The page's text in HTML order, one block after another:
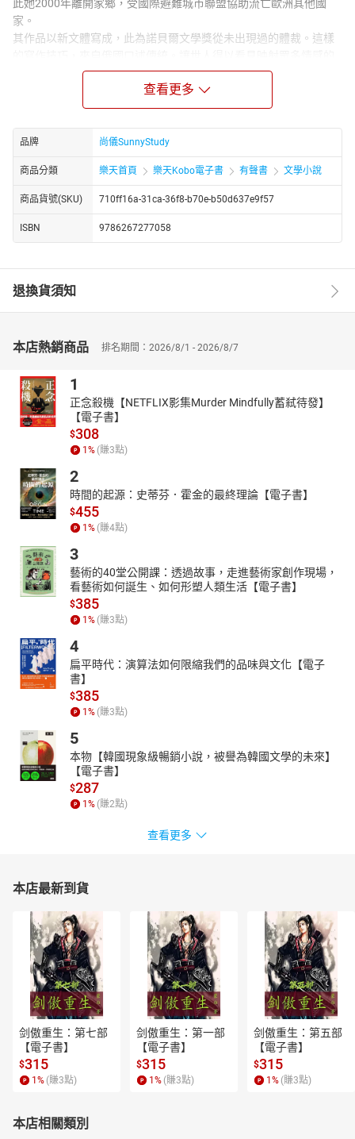
此她2000年離開家鄉，受國際避難城市聯盟協助流亡歐洲其他國
家。
其作品以新文體寫成，此為諾貝爾文學獎從未出現過的體裁。這樣
世界，透過拼貼許多聲音，使作品介於報導文學與散文之間，是一
她每部作品都花費數年書寫，訪問數百人，對象跨越數個世代，從
1917年到今天。可說是關於蘇維埃靈魂的長篇史詩。其描繪的人性
拼圖和提出的問題，使其作品不僅是關乎蘇聯而是甚至於全體人
除了2015年諾貝爾文學獎與1999年赫爾得獎，其作品獲獎無數，
《戰爭沒有女人的臉：169個被掩蓋的女性聲音》獲得2011波蘭安
格魯斯中歐文學獎、2011波蘭理查德‧卡布辛斯基獎報導文學類。
《車諾比的聲音》獲得2005全美書評人協會獎、1996瑞典筆會圖霍
德國書商和平獎。
1926年生，黑龍江人，畢業於美國哈爾濱基督教青年會學校，中國
大陸翻譯家、肖像畫畫家，俄羅斯科學院遠東研究所名譽博士。
2004年，獲得中國翻譯協會「資深翻譯家」榮譽稱號。2013年，以
《安魂曲》一書獲得俄羅斯新世紀最佳中文翻譯獎。
陳翠娥（最新增訂版正文）
國立政治大學俄文系學士、俄羅斯國立莫斯科大學語言系文學碩
士。譯作有：《雪舞者》、《初戀：屠格涅夫戀愛經典新譯》、
魏岑芳（最新增訂版附錄前半）
國立政治大學斯拉夫語文學系畢，曾取得教育部辦理赴俄羅斯交換
獎學金至國立莫斯科大學亞非學院交換一年，返國工作兩年後，秉
六年取得碩士學位，現為兼職譯者，從事俄文筆譯、口譯。
陳志豪（最新增訂版附錄後半）
國立政治大學斯拉夫語文學系及廣告學系雙學士、國立政治大學斯
拉夫語文學系碩士。曾參與合譯中央研究院中國文哲研究所二○○九
年三月份《中國文哲研究通訊》第十九卷第一期《知識和權力的畛
域：俄蘇東方學與捷克漢學研究初介》專輯期刊文章〈俄羅斯科學
院遠東研究所──維護學術名義暨國家利益〉，以及俄羅斯國際工程
院臺灣分會會刊專業文章。
【朗讀者簡介】
座金鐘獎的配音大師袁光麟先生擔任聲音總監。Kat KUO，肢體舞
動、身心靈療癒，與調香師的斜槓工作者，擅長五感詮釋藝術與表
達，喜歡用聲音闡述各種故事，師承廣播金鐘名師袁光麟，現為尚
儀有聲製播中心特約配音員。
那些母親，在墓地裡講述自己孩子的故事，彷彿他們還活著，而不
是被鋅皮棺材送回的屍體.......
「我不知道，我們這一代人從那場沒有人需要的戰爭活下來，將來
會怎樣。請不要提到我的名字。我什麼也不怕，但我不願意被留在
這段歷史裡。」
她的文字為時代的苦難與勇氣發聲
亞歷塞維奇童年生活的村莊中沒有任何成年男性，只有女人和孩
童，因為男人都在戰場上犧牲了。從那時起，她就習慣傾聽，傾聽
那些婦女述說的故事，傾聽關於死亡的聲音，她將這些故事轉化成
文字。因為她相信如果沒有人記錄，很快就會被忘記，而這世界上
需要有人為人類的情感歷史留下紀錄，需要有人為他們發聲。本書
為何人類永遠無法自戰爭脫身？
查看更多
品牌 尚儀SunnyStudy
商品分類 樂天首頁 樂天Kobo電子書 有聲書 文學小說
商品貨號(SKU) 710ff16a-31ca-36f8-b70e-b50d637e9f57
ISBN 9786267277058
退換貨須知
本店熱銷商品 排名期間：2026/8/1 - 2026/8/7
1
正念殺機【NETFLIX影集Murder Mindfully蓄弒待發】
【電子書】
$308
1 % (賺3點)
2
時間的起源：史蒂芬．霍金的最終理論【電子書】
$455
1 % (賺4點)
3
藝術的40堂公開課：透過故事，走進藝術家創作現場，
看藝術如何誕生、如何形塑人類生活【電子書】
$385
1 % (賺3點)
4
扁平時代：演算法如何限縮我們的品味與文化【電子
書】
$385
1 % (賺3點)
5
本物【韓國現象級暢銷小說，被譽為韓國文學的未來】
【電子書】
$287
1 % (賺2點)
查看更多
本店最新到貨
剑傲重生：第七部
【電子書】
$315
1 % (賺3點)
剑傲重生：第一部
【電子書】
$315
1 % (賺3點)
剑傲重生：第五部
【電子書】
$315
1 % (賺3點)
本店相關類別